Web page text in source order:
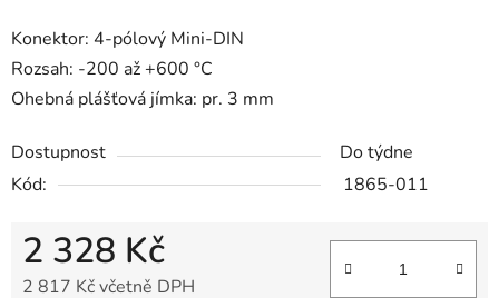
Konektor: 4-pólový Mini-DIN
Rozsah: -200 až +600 °C
Ohebná plášťová jímka: pr. 3 mm
Dostupnost
Do týdne
Kód:
1865-011
2 328 Kč
2 817 Kč včetně DPH